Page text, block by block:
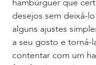
hambúrguer que
desejos sem deixá-
alguns ajustes
a seu gosto e torná-
contentar com um